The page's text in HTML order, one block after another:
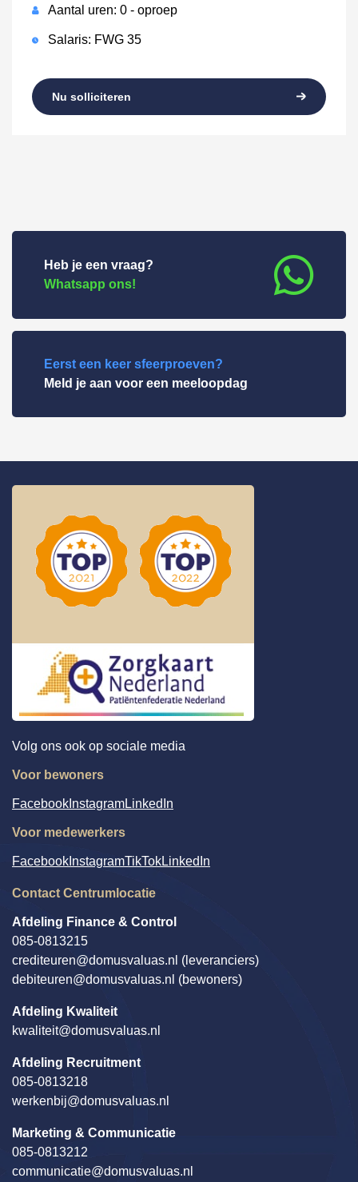
Aantal uren: 0 - oproep
Salaris: FWG 35
Nu solliciteren
Heb je een vraag?
Whatsapp ons!
Eerst een keer sfeerproeven?
Meld je aan voor een meeloopdag
Volg ons ook op sociale media
Voor bewoners
Facebook InstagramLinkedIn
Voor medewerkers
Facebook InstagramTikTokLinkedIn
Contact Centrumlocatie
Afdeling Finance & Control
085-0813215
crediteuren@domusvaluas.nl (leveranciers)
debiteuren@domusvaluas.nl (bewoners)
Afdeling Kwaliteit
kwaliteit@domusvaluas.nl
Afdeling Recruitment
085-0813218
werkenbij@domusvaluas.nl
Marketing & Communicatie
085-0813212
communicatie@domusvaluas.nl